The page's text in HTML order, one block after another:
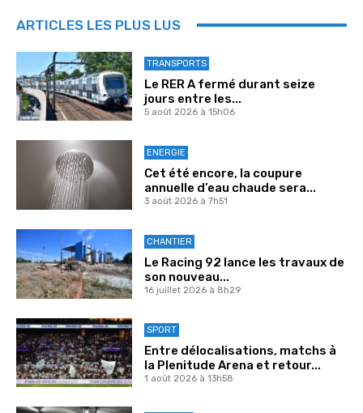
ARTICLES LES PLUS LUS
TRANSPORTS
Le RER A fermé durant seize
jours entre les...
5 août 2026 à 15h06
ENERGIE
Cet été encore, la coupure
annuelle d’eau chaude sera...
3 août 2026 à 7h51
CHANTIER
Le Racing 92 lance les travaux de
son nouveau...
16 juillet 2026 à 8h29
SPORT
Entre délocalisations, matchs à
la Plenitude Arena et retour...
1 août 2026 à 13h58